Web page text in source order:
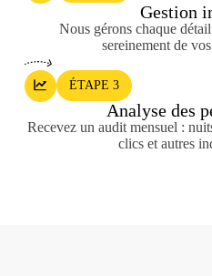
Gestion
Nous gérons chaque
sereinement de
ÉTAPE 3
Analyse des
Recevez un audit mensuel :
clics et autres